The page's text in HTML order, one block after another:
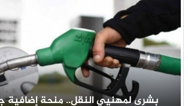
بشرى لمهنيي النقل.. منحة إضافية